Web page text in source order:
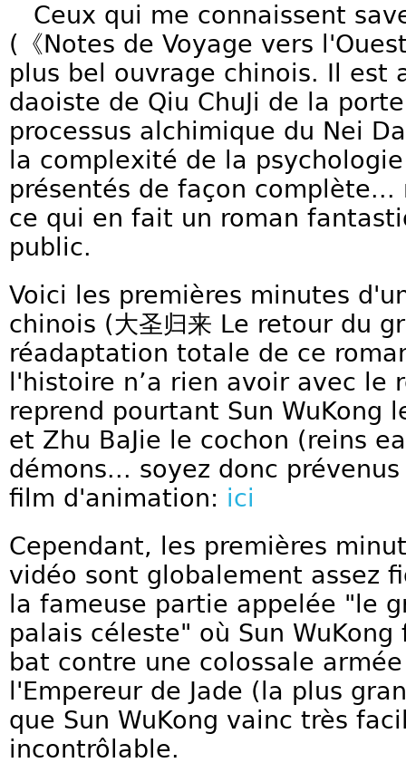
Ceux qui me connaissent
(《Notes de Voyage vers
plus bel ouvrage chinois. Il est
daoiste de Qiu ChuJi de la
processus alchimique du Nei
la complexité de la
présentés de façon
ce qui en fait un roman
public.
Voici les premières minutes
chinois (大圣归来 Le retour du
réadaptation totale de ce
l'histoire n’a rien avoir avec le
reprend pourtant Sun WuKong
et Zhu BaJie le cochon (reins
démons... soyez donc
film d'animation: ici
Cependant, les premières
vidéo sont globalement assez
la fameuse partie appelée "le
palais céleste" où Sun
bat contre une colossale
l'Empereur de Jade (la plus
que Sun WuKong vainc très
incontrôlable.